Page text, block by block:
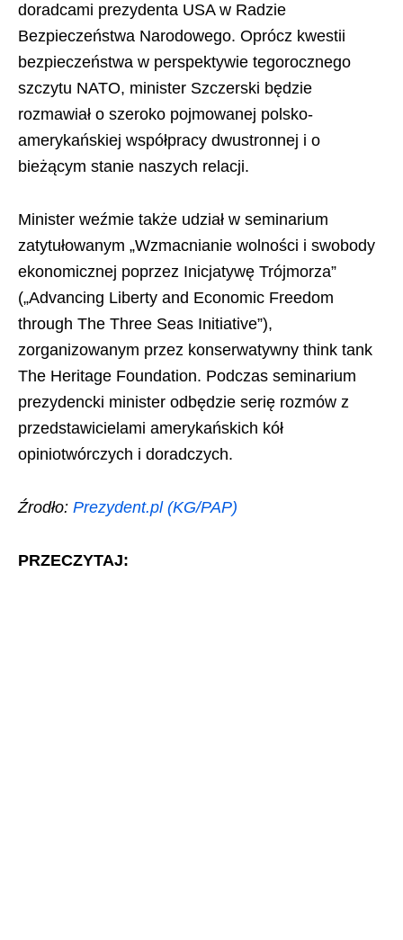
doradcami prezydenta USA w Radzie
Bezpieczeństwa Narodowego. Oprócz kwestii
bezpieczeństwa w perspektywie tegorocznego
szczytu NATO, minister Szczerski będzie
rozmawiał o szeroko pojmowanej polsko-
amerykańskiej współpracy dwustronnej i o
bieżącym stanie naszych relacji.
Minister weźmie także udział w seminarium
zatytułowanym „Wzmacnianie wolności i swobody
ekonomicznej poprzez Inicjatywę Trójmorza”
(„Advancing Liberty and Economic Freedom
through The Three Seas Initiative”),
zorganizowanym przez konserwatywny think tank
The Heritage Foundation. Podczas seminarium
prezydencki minister odbędzie serię rozmów z
przedstawicielami amerykańskich kół
opiniotwórczych i doradczych.
Źrodło: Prezydent.pl (KG/PAP)
PRZECZYTAJ: